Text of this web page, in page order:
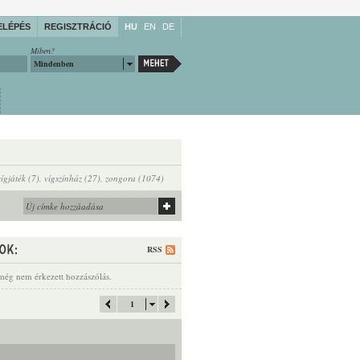
REGISZTRÁCIÓ HU EN DE
Miben?
Mindenben
(7), vígszínház (27), zongora (1074)
RSS
nem érkezett hozzászólás.
1